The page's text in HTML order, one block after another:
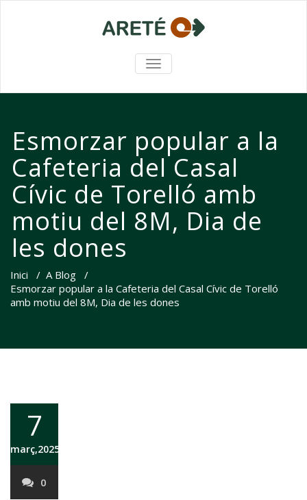
TOGGLE NAVIGATION
Esmorzar popular a la
Cafeteria del Casal
Cívic de Torelló amb
motiu del 8M, Dia de
les dones
Inici / A Blog /
Esmorzar popular a la Cafeteria del Casal Cívic de Torelló
amb motiu del 8M, Dia de les dones
7
març,2025
0